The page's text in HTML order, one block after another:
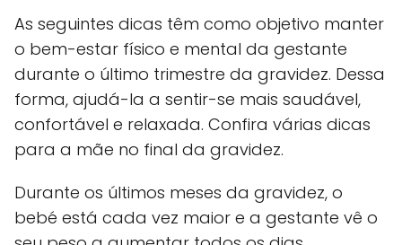
As seguintes dicas têm como objetivo manter
o bem-estar físico e mental da gestante
durante o último trimestre da gravidez. Dessa
forma, ajudá-la a sentir-se mais saudável,
confortável e relaxada. Confira várias dicas
para a mãe no final da gravidez.
Durante os últimos meses da gravidez, o
bebé está cada vez maior e a gestante vê o